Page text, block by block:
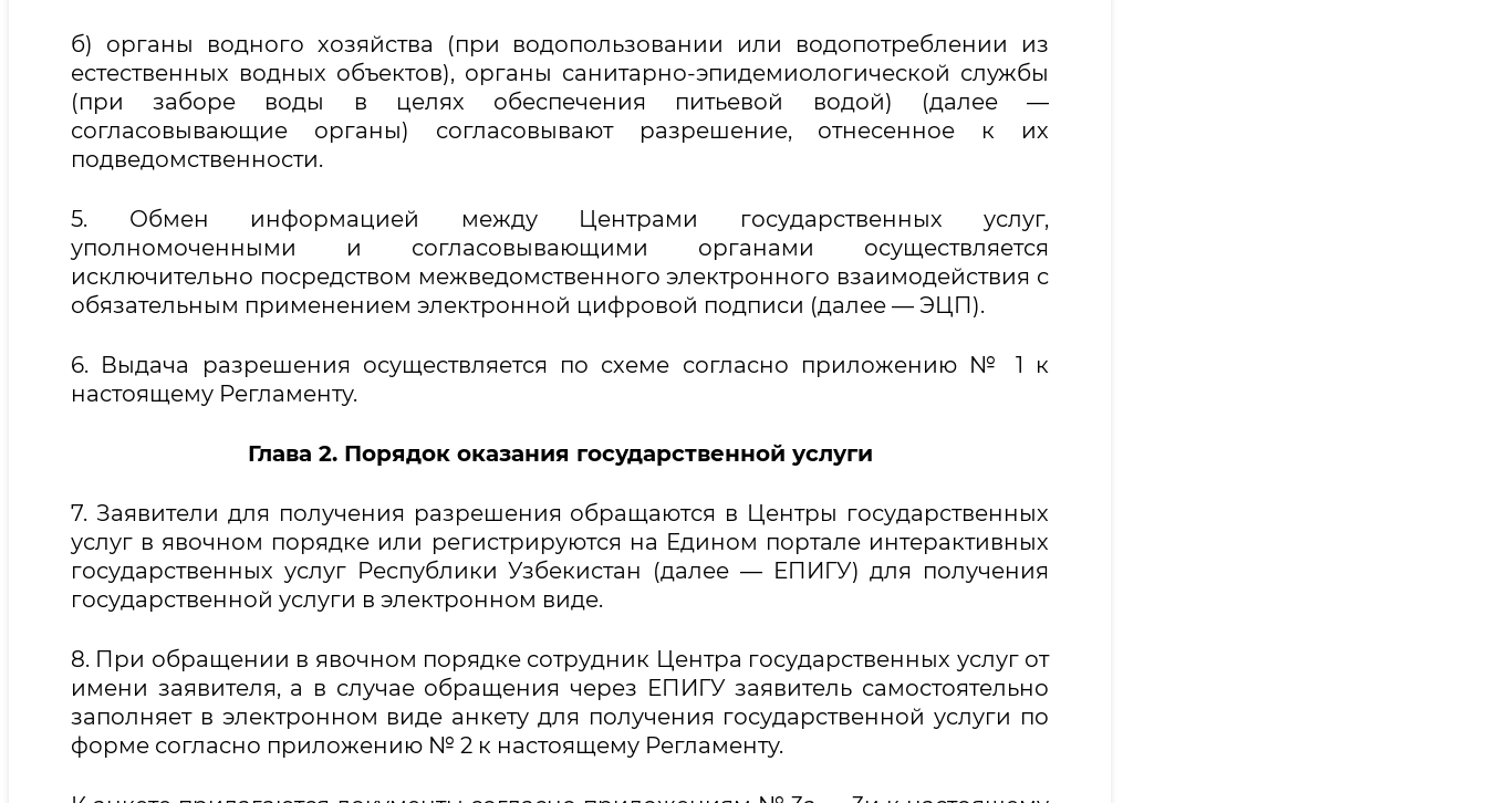
б) органы водного хозяйства (при водопользовании или водопотреблении из
естественных водных объектов), органы санитарно-эпидемиологической службы
(при заборе воды в целях обеспечения питьевой водой) (далее —
согласовывающие органы) согласовывают разрешение, отнесенное к их
подведомственности.
5. Обмен информацией между Центрами государственных услуг,
уполномоченными и согласовывающими органами осуществляется
исключительно посредством межведомственного электронного взаимодействия с
обязательным применением электронной цифровой подписи (далее — ЭЦП).
6. Выдача разрешения осуществляется по схеме согласно приложению № 1 к
настоящему Регламенту.
Глава 2. Порядок оказания государственной услуги
7. Заявители для получения разрешения обращаются в Центры государственных
услуг в явочном порядке или регистрируются на Едином портале интерактивных
государственных услуг Республики Узбекистан (далее — ЕПИГУ) для получения
государственной услуги в электронном виде.
8. При обращении в явочном порядке сотрудник Центра государственных услуг от
имени заявителя, а в случае обращения через ЕПИГУ заявитель самостоятельно
заполняет в электронном виде анкету для получения государственной услуги по
форме согласно приложению № 2 к настоящему Регламенту.